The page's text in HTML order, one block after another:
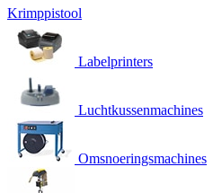
Krimppistool
Labelprinters
Luchtkussenmachines
Omsnoeringsmachines